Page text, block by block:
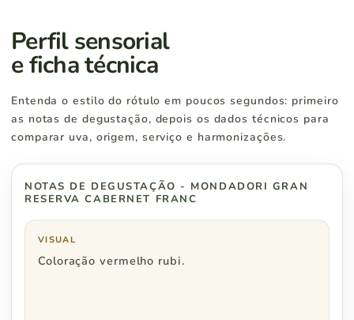
Santa Catarina
Paraná R$ 500
Região Sudeste Pedidos a partir de
Perfil sensorial
e ficha técnica
Entenda o estilo do rótulo em poucos segundos: primeiro
as notas de degustação, depois os dados técnicos para
comparar uva, origem, serviço e harmonizações.
NOTAS DE DEGUSTAÇÃO - MONDADORI GRAN
RESERVA CABERNET FRANC
VISUAL
Coloração vermelho rubi.